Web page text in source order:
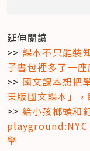
延伸閱讀
>> 課本不只能裝
子書包裡多了一
>> 國文課本想把
果版國文課本」
>> 給小孩榔頭和
playground:NYC
學